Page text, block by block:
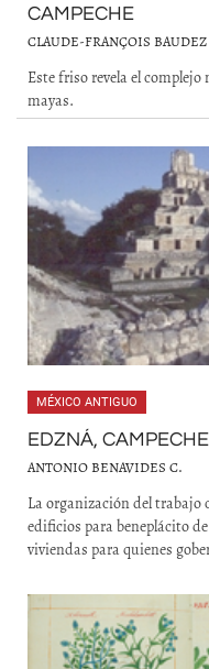
CAMPECHE
CLAUDE-FRANÇOIS BAUDEZ
Este friso revela el
mayas.
MÉXICO ANTIGUO
EDZNÁ, CAMPECHE
ANTONIO BENAVIDES C.
La organización del trabajo
edificios para beneplácito
viviendas para quienes